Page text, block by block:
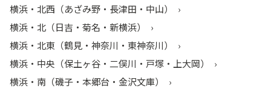
横浜・北西（あざみ野・長津田・中山）
横浜・北（日吉・菊名・新横浜）
横浜・北東（鶴見・神奈川・東神奈川）
横浜・中央（保土ヶ谷・二俣川・戸塚・上大岡）
横浜・南（磯子・本郷台・金沢文庫）